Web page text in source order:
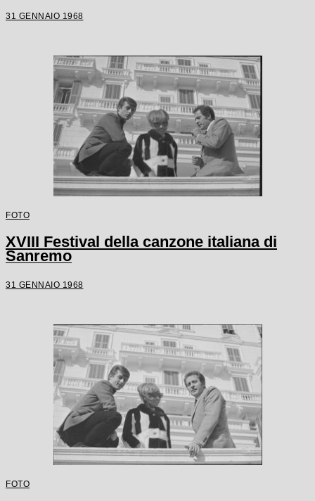
31 GENNAIO 1968
FOTO
XVIII Festival della canzone italiana di
Sanremo
31 GENNAIO 1968
FOTO